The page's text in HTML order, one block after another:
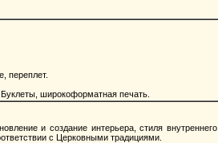
переплет.
широкоформатная печать.
и создание интерьера, стиля внутреннего
с Церковными традициями.